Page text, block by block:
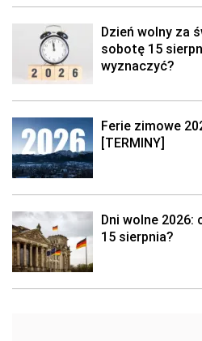
Dzień wolny za
sobotę 15
wyznaczyć?
Ferie zimowe
[TERMINY]
Dni wolne 2026:
15 sierpnia?